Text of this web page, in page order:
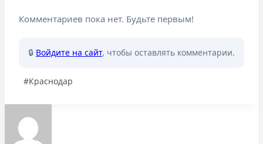
Комментариев пока нет. Будьте первым!
🔒 Войдите на сайт, чтобы оставлять комментарии.
Метки
#Краснодар